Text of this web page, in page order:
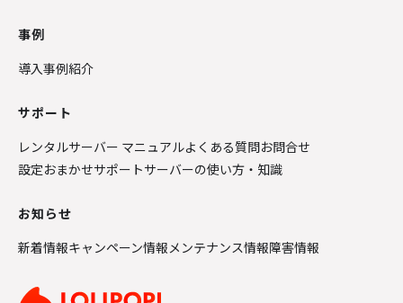
事例
導入事例紹介
サポート
レンタルサーバー マニュアルよくある質問お問合せ
設定おまかせサポートサーバーの使い方・知識
お知らせ
新着情報キャンペーン情報メンテナンス情報障害情報